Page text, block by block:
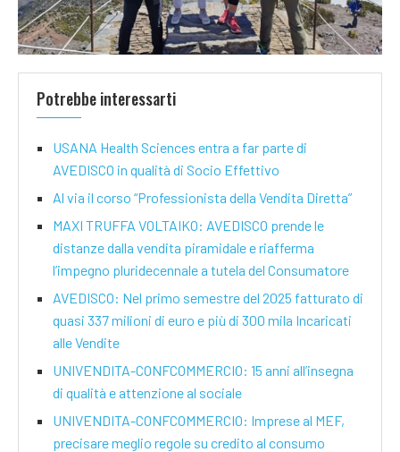
Potrebbe interessarti
USANA Health Sciences entra a far parte di
AVEDISCO in qualità di Socio Effettivo
Al via il corso “Professionista della Vendita Diretta”
MAXI TRUFFA VOLTAIKO: AVEDISCO prende le
distanze dalla vendita piramidale e riafferma
l’impegno pluridecennale a tutela del Consumatore
AVEDISCO: Nel primo semestre del 2025 fatturato di
quasi 337 milioni di euro e più di 300 mila Incaricati
alle Vendite
UNIVENDITA-CONFCOMMERCIO: 15 anni all’insegna
di qualità e attenzione al sociale
UNIVENDITA-CONFCOMMERCIO: Imprese al MEF,
precisare meglio regole su credito al consumo